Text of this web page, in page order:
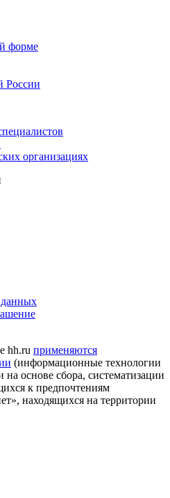
форме
России
организациях
hh.ru применяются
(информационные технологии
основе сбора, систематизации
к предпочтениям
находящихся на территории